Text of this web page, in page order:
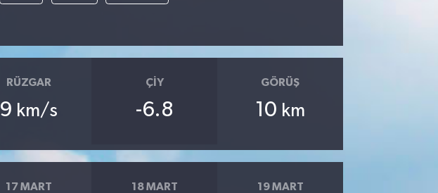
RÜZGAR
9 km/s
ÇIY
-6.8
GÖRÜŞ
10 km
17 MART 18 MART 19 MART